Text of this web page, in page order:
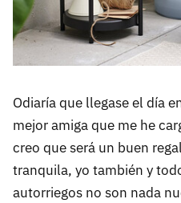
Odiaría que llegase el día
mejor amiga que me he
creo que será un buen
tranquila, yo también y
autorriegos no son nada